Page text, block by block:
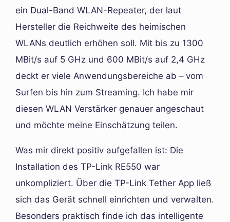
ein Dual-Band WLAN-Repeater, der laut
Hersteller die Reichweite des heimischen
WLANs deutlich erhöhen soll. Mit bis zu 1300
MBit/s auf 5 GHz und 600 MBit/s auf 2,4 GHz
deckt er viele Anwendungsbereiche ab – vom
Surfen bis hin zum Streaming. Ich habe mir
diesen WLAN Verstärker genauer angeschaut
und möchte meine Einschätzung teilen.
Was mir direkt positiv aufgefallen ist: Die
Installation des TP-Link RE550 war
unkompliziert. Über die TP-Link Tether App ließ
sich das Gerät schnell einrichten und verwalten.
Besonders praktisch finde ich das intelligente